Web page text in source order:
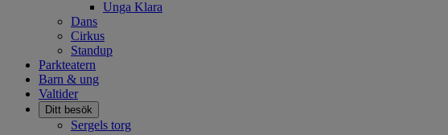
Unga Klara
Dans
Cirkus
Standup
Parkteatern
Barn & ung
Valtider
Öppna
meny
Ditt besök
Sergels torg